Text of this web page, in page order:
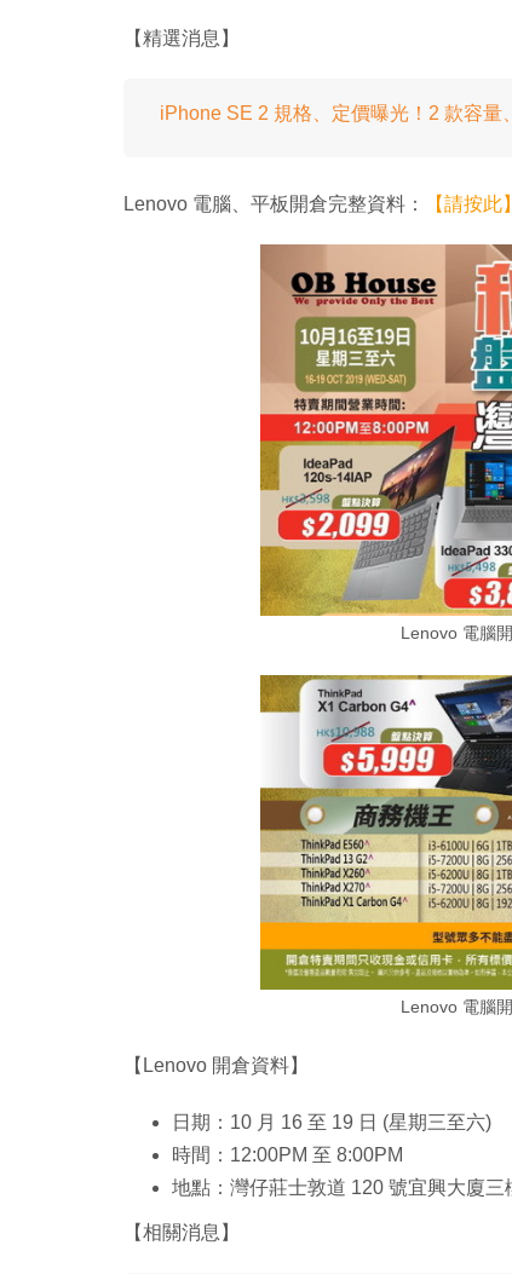
【精選消息】
iPhone SE 2 規格、定價曝光！2 款容量
Lenovo 電腦、平板開倉完整資料： 【請按此】
Lenovo 電腦
Lenovo 電腦
【Lenovo 開倉資料】
日期：10 月 16 至 19 日 (星期三至六)
時間：12:00PM 至 8:00PM
地點：灣仔莊士敦道 120 號宜興大廈三
【相關消息】